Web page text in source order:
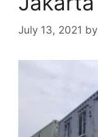
July 13, 2021 by